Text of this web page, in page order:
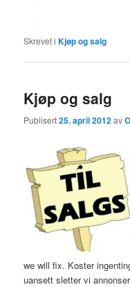
Skrevet i Kjøp og salg
Kjøp og salg
Publisert25. april 2012av
we will fix. Koster
uansett sletter vi